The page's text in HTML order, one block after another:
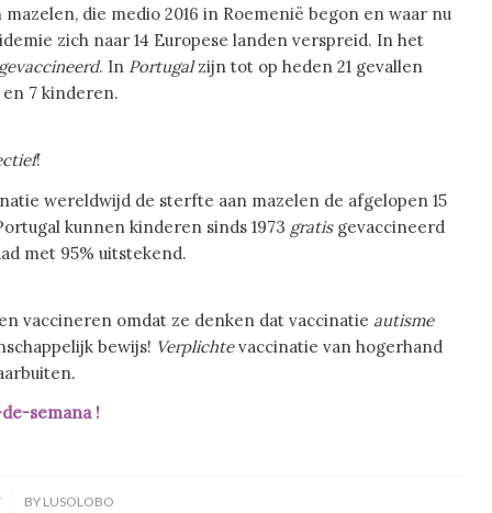
die medio 2016 in Roemenië begon en waar nu
zich naar 14 Europese landen verspreid. In het
. In Portugalzijn tot op heden 21 gevallen
7 kinderen.
!
wereldwijd de sterfte aan mazelen de afgelopen 15
kunnen kinderen sinds 1973 gratisgevaccineerd
met 95% uitstekend.
vaccineren omdat ze denken dat vaccinatie autisme
bewijs! Verplichtevaccinatie van hogerhand
semana !
BY LUSOLOBO